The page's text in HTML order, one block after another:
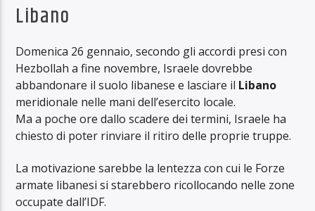
Libano
Domenica 26 gennaio, secondo gli accordi presi con
Hezbollah a fine novembre, Israele dovrebbe
abbandonare il suolo libanese e lasciare il Libano
meridionale nelle mani dell’esercito locale.
Ma a poche ore dallo scadere dei termini, Israele ha
chiesto di poter rinviare il ritiro delle proprie truppe.
La motivazione sarebbe la lentezza con cui le Forze
armate libanesi si starebbero ricollocando nelle zone
occupate dall’IDF.